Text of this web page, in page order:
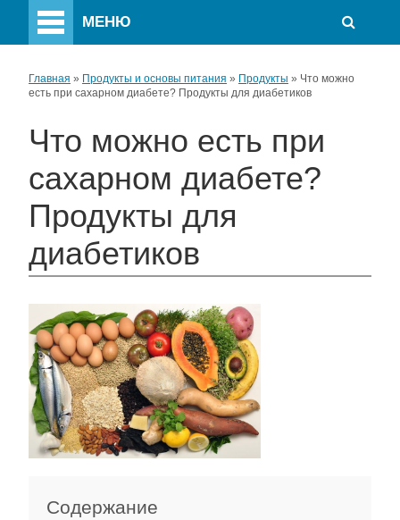
МЕНЮ
Главная » Продукты и основы питания » Продукты » Что можно
есть при сахарном диабете? Продукты для диабетиков
Что можно есть при
сахарном диабете?
Продукты для
диабетиков
Содержание